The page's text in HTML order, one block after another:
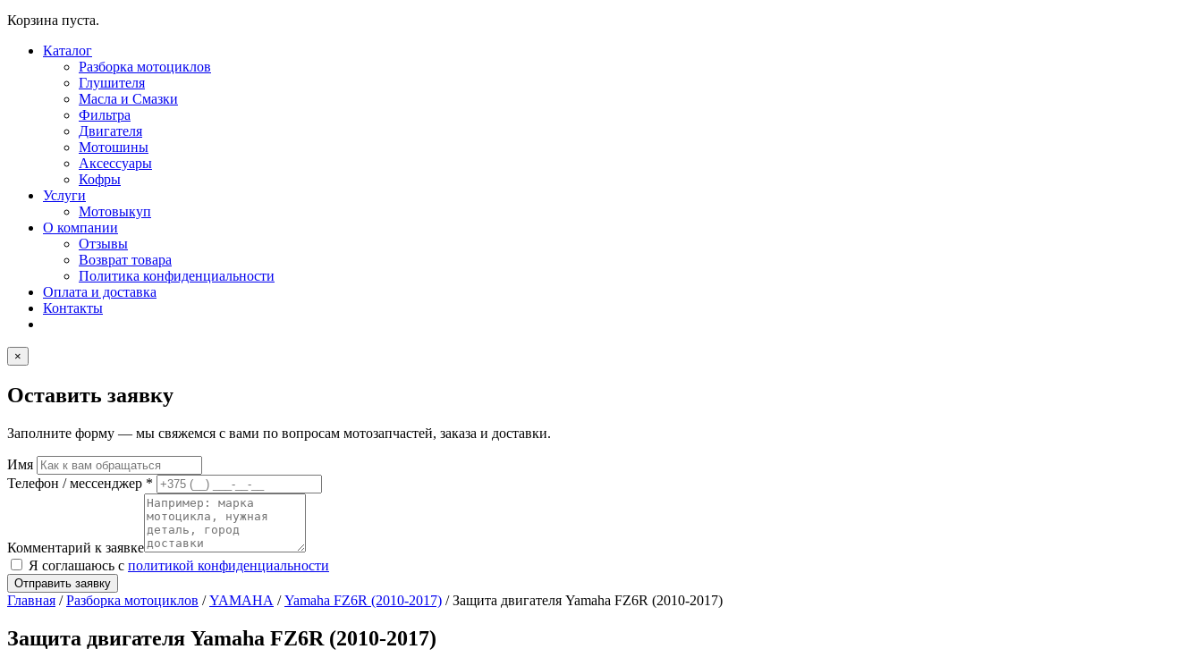
Корзина пуста.
Каталог
Разборка мотоциклов
Глушителя
Масла и Смазки
Фильтра
Двигателя
Мотошины
Аксессуары
Кофры
Услуги
Мотовыкуп
О компании
Отзывы
Возврат товара
Политика конфиденциальности
Оплата и доставка
Контакты
×
Оставить заявку
Заполните форму — мы свяжемся с вами по вопросам мотозапчастей, заказа и доставки.
Имя
Телефон / мессенджер *
Комментарий к заявке
Я соглашаюсь с политикой конфиденциальности
Отправить заявку
Главная /Разборка мотоциклов /YAMAHA /Yamaha FZ6R (2010-2017) / Защита двигателя Yamaha FZ6R (2010-2017)
Защита двигателя Yamaha FZ6R (2010-2017)